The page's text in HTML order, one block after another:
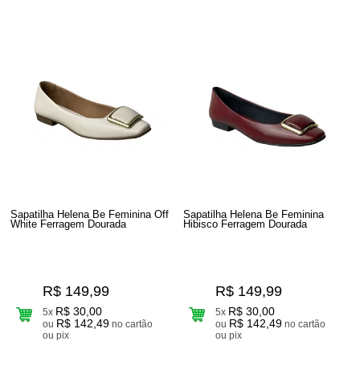
Sapatilha Helena Be Feminina Off
White Ferragem Dourada
R$ 149,99
5x R$ 30,00
ou R$ 142,49 no cartão
ou pix
Sapatilha Helena Be Feminina
Hibisco Ferragem Dourada
R$ 149,99
5x R$ 30,00
ou R$ 142,49 no cartão
ou pix